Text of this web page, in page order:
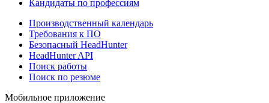
Кандидаты по профессиям
Производственный календарь
Требования к ПО
Безопасный HeadHunter
HeadHunter API
Поиск работы
Поиск по резюме
Мобильное приложение